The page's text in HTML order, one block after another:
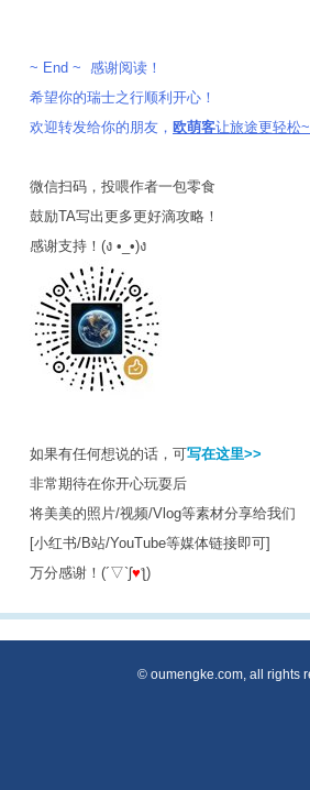
~ End ~ 感谢阅读！
希望你的瑞士之行顺利开心！
欢迎转发给你的朋友， 欧萌客让旅途更轻松~
微信扫码，投喂作者一包零食
鼓励TA写出更多更好滴攻略！
感谢支持！(ง •_•)ง
如果有任何想说的话，可写在这里>>
非常期待在你开心玩耍后
将美美的照片/视频/Vlog等素材分享给我们
[小红书/B站/YouTube等媒体链接即可]
万分感谢！(´▽`ʃ♥ƪ)
© oumengke.com, all rights